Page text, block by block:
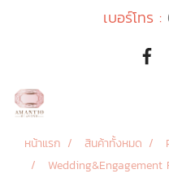
เบอร์โทร :
หน้าแรก สินค้าทั้งหมด
Wedding&Engagement